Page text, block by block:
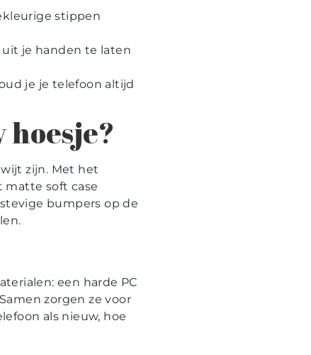
stippen
je handen te laten
je je telefoon altijd
zijn. Met het
matte soft case
bumpers op de
een harde PC
zorgen ze voor
als nieuw, hoe